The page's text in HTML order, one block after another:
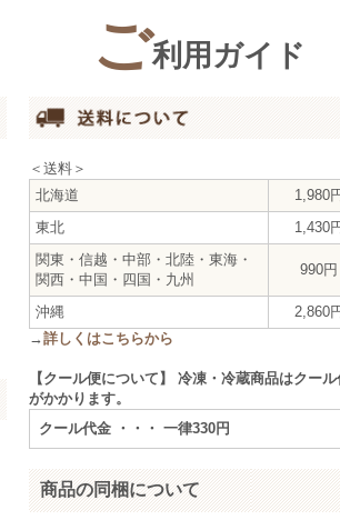
ご利用ガイド
＜送料＞
北海道
1,980
東北
1,430
関東・信越・中部・北陸・東海・
関西・中国・四国・九州
990円
沖縄
2,860
→詳しくはこちらから
【クール便について】 冷凍・冷蔵商品はクー
がかかります。
クール代金 ・・・ 一律330円
商品の同梱について